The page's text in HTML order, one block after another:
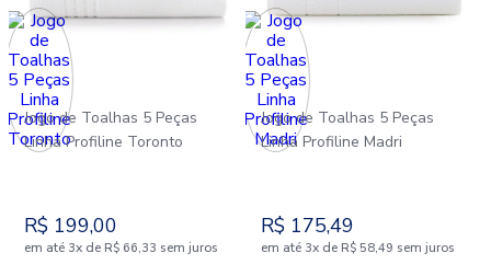
Jogo de Toalhas 5 Peças
Linha Profiline Toronto
R$ 199,00
em até 3x de R$ 66,33 sem juros
Jogo de Toalhas 5 Peças
Linha Profiline Madri
R$ 175,49
em até 3x de R$ 58,49 sem juros